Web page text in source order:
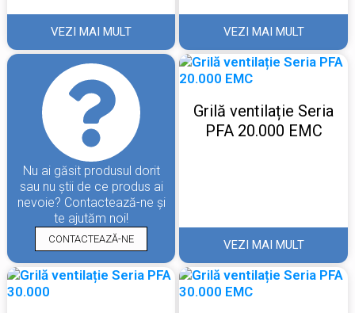
VEZI MAI MULT VEZI MAI MULT
Nu ai găsit produsul dorit
sau nu știi de ce produs ai
nevoie? Contactează-ne și
te ajutăm noi!
CONTACTEAZĂ-NE
Grilă ventilație Seria
PFA 20.000 EMC
VEZI MAI MULT